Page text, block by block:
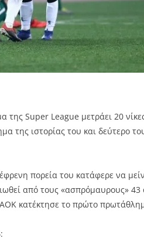
Super League μετράει 20 νίκες
της ιστορίας του και δεύτερο
πορεία του κατάφερε να
από τους «ασπρόμαυρους» 43
κατέκτησε το πρώτο